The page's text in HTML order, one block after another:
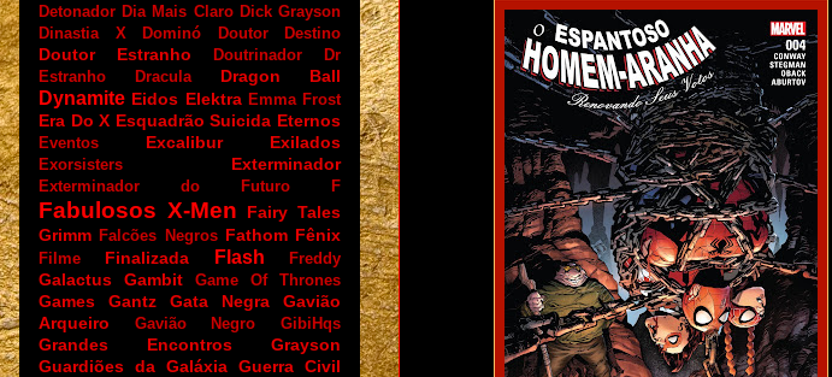
Detonador Dia Mais Claro Dick Grayson
Dinastia X
Dominó Doutor Destino
Doutor Estranho Doutrinador
Dr
Estranho
Dracula Dragon Ball
Dynamite Eidos Elektra Emma Frost
Era Do X Esquadrão Suicida Eternos
Eventos Excalibur Exilados
Exorsisters Exterminador
Exterminador do Futuro F
Fabulosos X-Men
Fairy Tales
Grimm Falcões Negros Fathom Fênix
Filme Finalizada Flash Freddy
Galactus Gambit Game Of Thrones
Games Gantz Gata Negra
Gavião
Arqueiro
Gavião Negro GibiHqs
Grandes Encontros
Grayson
Guardiões da Galáxia Guerra Civil